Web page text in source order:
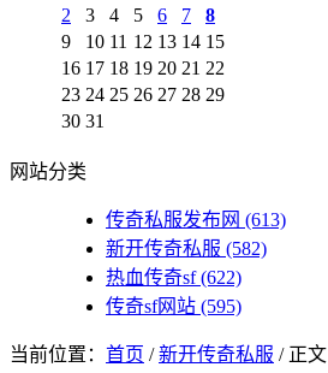
2
3 4 5 6 7
8
9
10 11 12 13 14 15
16 17 18 19 20 21 22
23 24 25 26 27 28 29
30 31
网站分类
传奇私服发布网 (613)
新开传奇私服 (582)
热血传奇sf(622)
传奇sf网站 (595)
当前位置： 首页 /新开传奇私服 / 正文